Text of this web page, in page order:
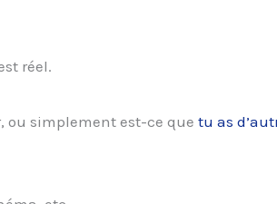
réel.
ou simplement est-ce que tu as